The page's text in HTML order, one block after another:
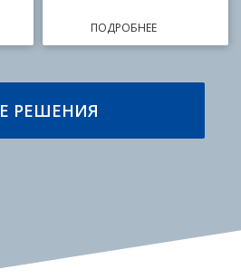
ПОДРОБНЕЕ
РЕШЕНИЯ